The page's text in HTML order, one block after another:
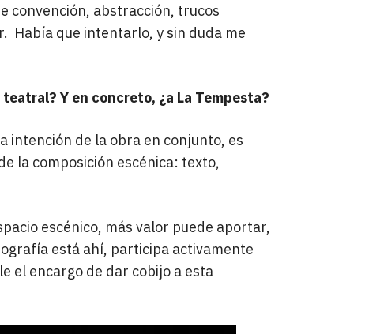
convención, abstracción, trucos
Había que intentarlo, y sin duda me
Y en concreto, ¿a La Tempesta?
intención de la obra en conjunto, es
la composición escénica: texto,
escénico, más valor puede aportar,
está ahí, participa activamente
el encargo de dar cobijo a esta